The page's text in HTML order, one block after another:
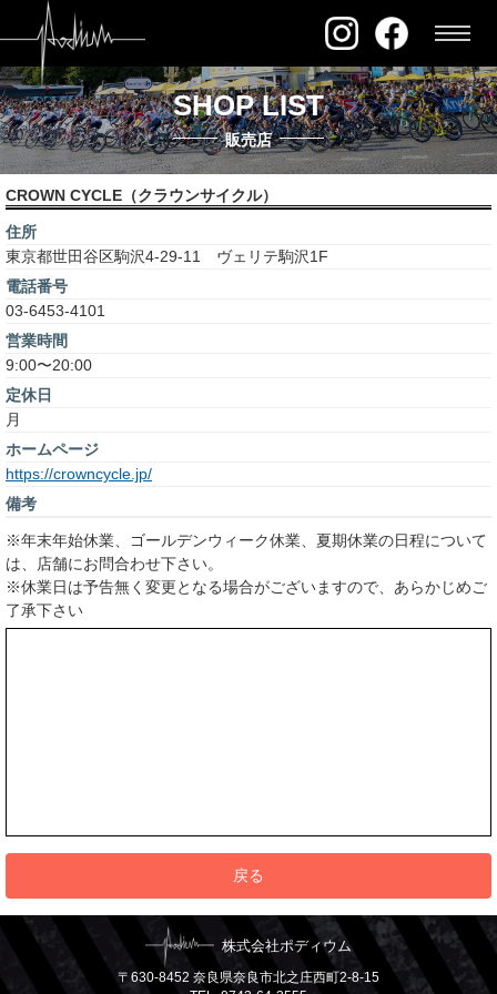
SHOP LIST
販売店
CROWN CYCLE（クラウンサイクル）
住所
東京都世田谷区駒沢4-29-11 ヴェリテ駒沢1F
電話番号
03-6453-4101
営業時間
9:00〜20:00
定休日
月
ホームページ
https://crowncycle.jp/
備考
※年末年始休業、ゴールデンウィーク休業、夏期休業の日程について
は、店舗にお問合わせ下さい。
※休業日は予告無く変更となる場合がございますので、あらかじめご
了承下さい
戻る
株式会社ポディウム
〒630-8452 奈良県奈良市北之庄西町2-8-15